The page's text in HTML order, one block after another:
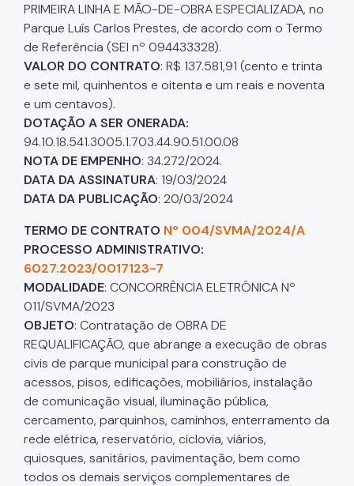
PRIMEIRA LINHA E MÃO-DE-OBRA ESPECIALIZADA, no
Parque Luís Carlos Prestes, de acordo com o Termo
de Referência (SEI nº 094433328).
VALOR DO CONTRATO: R$ 137.581,91 (cento e trinta
e sete mil, quinhentos e oitenta e um reais e noventa
e um centavos).
DOTAÇÃO A SER ONERADA:
94.10.18.541.3005.1.703.44.90.51.00.08
NOTA DE EMPENHO: 34.272/2024.
DATA DA ASSINATURA: 19/03/2024
DATA DA PUBLICAÇÃO: 20/03/2024
TERMO DE CONTRATO Nº 004/SVMA/2024/A
PROCESSO ADMINISTRATIVO:
6027.2023/0017123-7
MODALIDADE: CONCORRÊNCIA ELETRÔNICA Nº
011/SVMA/2023
OBJETO: Contratação de OBRA DE
REQUALIFICAÇÃO, que abrange a execução de obras
civis de parque municipal para construção de
acessos, pisos, edificações, mobiliários, instalação
de comunicação visual, iluminação pública,
cercamento, parquinhos, caminhos, enterramento da
rede elétrica, reservatório, ciclovia, viários,
quiosques, sanitários, pavimentação, bem como
todos os demais serviços complementares de